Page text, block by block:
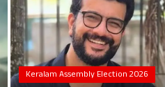
Keralam Assembly Election 2026